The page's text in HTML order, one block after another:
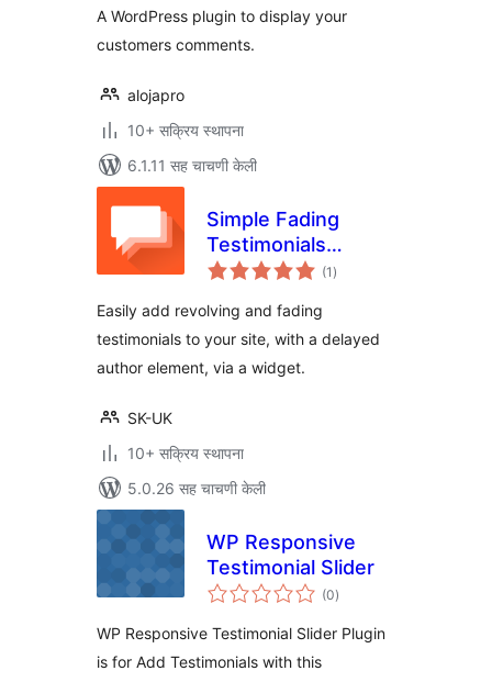
A WordPress plugin to display your
customers comments.
alojapro
10+ सक्रिय स्थापना
6.1.11 सह चाचणी केली
Simple Fading
Testimonials
Widget
(1 एकूण
मूल्यांकन
)
Easily add revolving and fading
testimonials to your site, with a delayed
author element, via a widget.
SK-UK
10+ सक्रिय स्थापना
5.0.26 सह चाचणी केली
WP Responsive
Testimonial Slider
(0एकूण
मूल्यांकन
)
WP Responsive Testimonial Slider Plugin
is for Add Testimonials with this